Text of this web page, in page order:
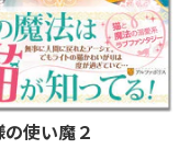
使い魔２